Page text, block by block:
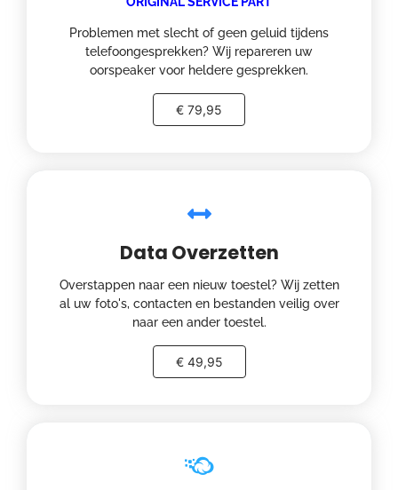
Problemen met slecht of geen geluid tijdens
telefoongesprekken? Wij repareren uw
oorspeaker voor heldere gesprekken.
€ 79,95
Data Overzetten
Overstappen naar een nieuw toestel? Wij zetten
al uw foto's, contacten en bestanden veilig over
naar een ander toestel.
€ 49,95